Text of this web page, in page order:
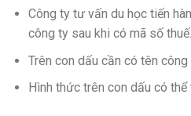
Công ty tư vấn du học tiến
công ty sau khi có mã số thuế.
Trên con dấu cần có tên
Hình thức trên con dấu có